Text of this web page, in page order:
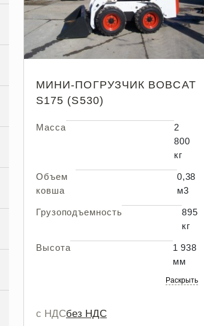
МИНИ-ПОГРУЗЧИК BOBCAT
S175 (S530)
Масса
2
800
кг
Объем
ковша
0,38
м3
Грузоподъемность
895
кг
Высота
1 938
мм
Раскрыть
с НДСбез НДС